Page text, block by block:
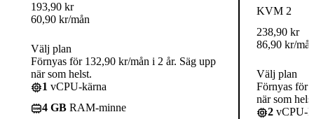
193,90 kr
60,90 kr/mån
Välj plan
Förnyas för 132,90 kr/mån i 2 år. Säg upp
när som helst.
1 vCPU-kärna
4 GB RAM-minne
KVM 2
238,90 kr
86,90 kr/
Välj plan
Förnyas för
när som
2 vCPU-